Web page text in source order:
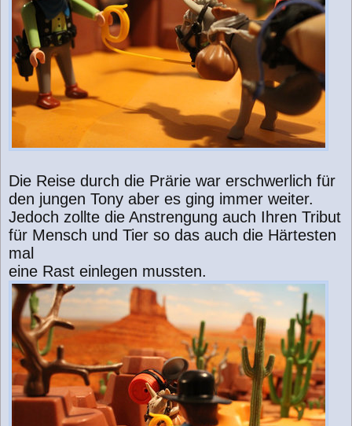
Die Reise durch die Prärie war erschwerlich für
den jungen Tony aber es ging immer weiter.
Jedoch zollte die Anstrengung auch Ihren Tribut
für Mensch und Tier so das auch die Härtesten
mal
eine Rast einlegen mussten.